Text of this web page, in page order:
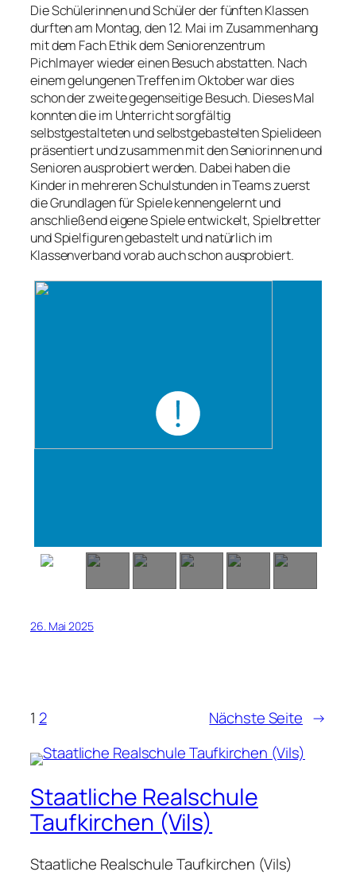
Die Schülerinnen und Schüler der fünften Klassen
durften am Montag, den 12. Mai im Zusammenhang
mit dem Fach Ethik dem Seniorenzentrum
Pichlmayer wieder einen Besuch abstatten. Nach
einem gelungenen Treffen im Oktober war dies
schon der zweite gegenseitige Besuch. Dieses Mal
konnten die im Unterricht sorgfältig
selbstgestalteten und selbstgebastelten Spielideen
präsentiert und zusammen mit den Seniorinnen und
Senioren ausprobiert werden. Dabei haben die
Kinder in mehreren Schulstunden in Teams zuerst
die Grundlagen für Spiele kennengelernt und
anschließend eigene Spiele entwickelt, Spielbretter
und Spielfiguren gebastelt und natürlich im
Klassenverband vorab auch schon ausprobiert.
26. Mai 2025
1 2 Nächste Seite →
Staatliche Realschule
Taufkirchen (Vils)
Staatliche Realschule Taufkirchen (Vils)